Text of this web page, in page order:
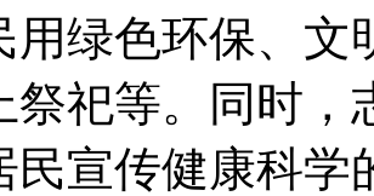
用绿色环保、
祭祀等。同时，
民宣传健康科学